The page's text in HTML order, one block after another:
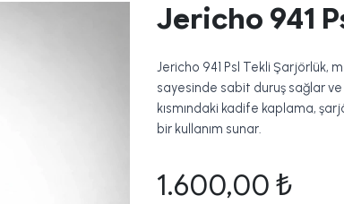
Jericho 941
Jericho 941 Psl Tekli Şarjörlük,
sayesinde sabit duruş sağlar
kısmındaki kadife kaplama,
bir kullanım sunar.
1.600,00 ₺